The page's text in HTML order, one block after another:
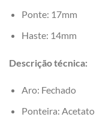
Ponte: 17mm
Haste: 14mm
Descrição técnica:
Aro: Fechado
Ponteira: Acetato